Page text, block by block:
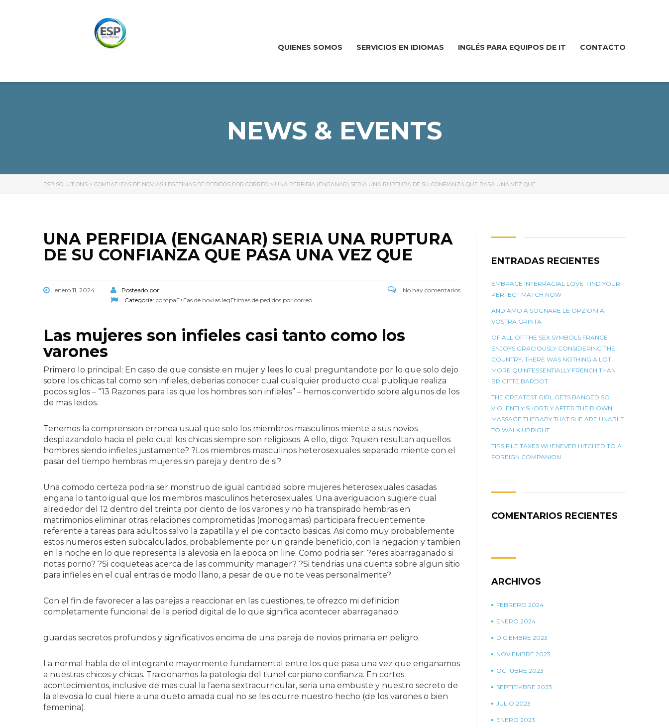
QUIENES SOMOS SERVICIOS EN IDIOMAS INGLÉS PARA EQUIPOS DE IT CONTACTO
NEWS & EVENTS
ESP SOLUTIONS > COMPAГ±Г­AS DE NOVIAS LEGГ­TIMAS DE PEDIDOS POR CORREO > UNA PERFIDIA (ENGANAR) SERI­A UNA RUPTURA DE SU CONFIANZA QUE PASA UNA VEZ QUE
UNA PERFIDIA (ENGANAR) SERI­A UNA RUPTURA
DE SU CONFIANZA QUE PASA UNA VEZ QUE
enero 11, 2024
Posteado por:
Categoría: compaГ±Г­as de novias legГ­timas de pedidos por correo
No hay comentarios
Las mujeres son infieles casi tanto como los
varones
Primero lo principal: En caso de que consiste en mujer y lees lo cual preguntandote por lo que solo dejo
sobre los chicas tal como son infieles, deberias conocer cual cualquier producto cual publique realiza
pocos siglos – “13 Razones para las que los hombres son infieles” – hemos convertido sobre algunos de los
de mas leidos.
Tenemos la comprension erronea usual que solo los miembros masculinos miente a sus novios
desplazandolo hacia el pelo cual los chicas siempre son religiosos. A ello, digo: ?quien resultan aquellos
hombres siendo infieles justamente? ?Los miembros masculinos heterosexuales separado miente con el
pasar del tiempo hembras mujeres sin pareja y dentro de si?
Una comodo certeza podri­a ser monstruo de igual cantidad sobre mujeres heterosexuales casadas
engana lo tanto igual que los miembros masculinos heterosexuales. Una averiguacion sugiere cual
alrededor del 12 dentro del treinta por ciento de los varones y no ha transpirado hembras en
matrimonios eliminar otras relaciones comprometidas (monogamas) participara frecuentemente
referente a tareas para adultos salvo la zapatilla y el pie contacto basicas. Asi­ como muy probablemente
estos numeros esten subcalculados, probablemente por un grande beneficio, con la negacion y tambien
en la noche en lo que representa la alevosia en la epoca on line. Como podri­a ser: ?eres abarraganado si
notas porno? ?Si coqueteas acerca de las community manager? ?Si tendri­as una cuenta sobre algun sitio
para infieles en el cual entras de modo llano, a pesar de que no te veas personalmente?
Con el fin de favorecer a las parejas a reaccionar en las cuestiones, te ofrezco mi definicion
completamente funcional de la period digital de lo que significa acontecer abarraganado:
guardas secretos profundos y significativos encima de una pareja de novios primaria en peligro.
La normal habla de el integrante mayormente fundamental entre los que pasa una vez que enganamos
a nuestras chicos y chicas. Traicionamos la patologi­a del tunel carpiano confianza. En cortes
acontecimientos, inclusive de mas cual la faena sextracurricular, seri­a una embuste y nuestro secreto de
la alevosia lo cual hiere a una dueto amada cual no se les ocurre nuestro hecho (de los varones o bien
femenina).
ENTRADAS RECIENTES
EMBRACE INTERRACIAL LOVE: FIND YOUR
PERFECT MATCH NOW
ANDIAMO A SOGNARE LE OPZIONI A
VOSTRA GRINTA
OF ALL OF THE SEX SYMBOLS FRANCE
ENJOYS GRACIOUSLY CONSIDERING THE
COUNTRY, THERE WAS NOTHING A LOT
MORE QUINTESSENTIALLY FRENCH THAN
BRIGITTE BARDOT
THE GREATEST GIRL GETS BANGED SO
VIOLENTLY SHORTLY AFTER THEIR OWN
MASSAGE THERAPY THAT SHE ARE UNABLE
TO WALK UPRIGHT
TIPS FILE TAXES WHENEVER HITCHED TO A
FOREIGN COMPANION
COMENTARIOS RECIENTES
ARCHIVOS
FEBRERO 2024
ENERO 2024
DICIEMBRE 2023
NOVIEMBRE 2023
OCTUBRE 2023
SEPTIEMBRE 2023
JULIO 2023
ENERO 2023